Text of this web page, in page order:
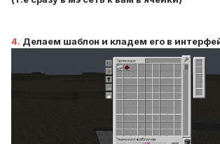
4. Делаем шаблон и кладем его в